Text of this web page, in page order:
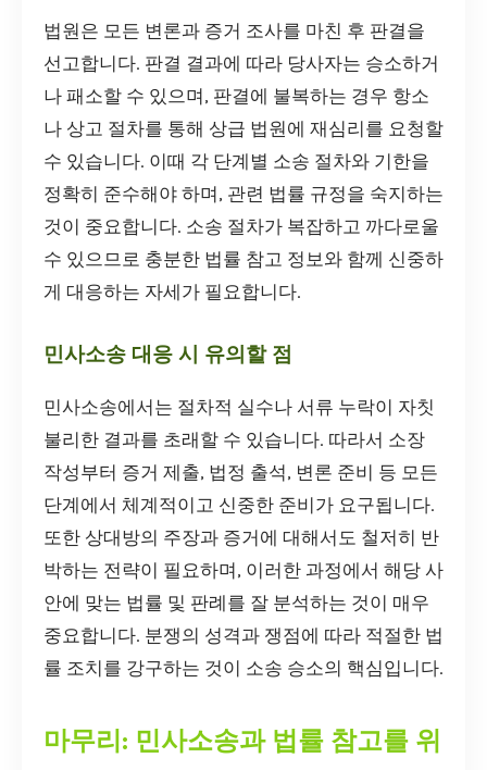
법원은 모든 변론과 증거 조사를 마친 후 판결을
선고합니다. 판결 결과에 따라 당사자는 승소하거
나 패소할 수 있으며, 판결에 불복하는 경우 항소
나 상고 절차를 통해 상급 법원에 재심리를 요청할
수 있습니다. 이때 각 단계별 소송 절차와 기한을
정확히 준수해야 하며, 관련 법률 규정을 숙지하는
것이 중요합니다. 소송 절차가 복잡하고 까다로울
수 있으므로 충분한 법률 참고 정보와 함께 신중하
게 대응하는 자세가 필요합니다.
민사소송 대응 시 유의할 점
민사소송에서는 절차적 실수나 서류 누락이 자칫
불리한 결과를 초래할 수 있습니다. 따라서 소장
작성부터 증거 제출, 법정 출석, 변론 준비 등 모든
단계에서 체계적이고 신중한 준비가 요구됩니다.
또한 상대방의 주장과 증거에 대해서도 철저히 반
박하는 전략이 필요하며, 이러한 과정에서 해당 사
안에 맞는 법률 및 판례를 잘 분석하는 것이 매우
중요합니다. 분쟁의 성격과 쟁점에 따라 적절한 법
률 조치를 강구하는 것이 소송 승소의 핵심입니다.
마무리: 민사소송과 법률 참고를 위